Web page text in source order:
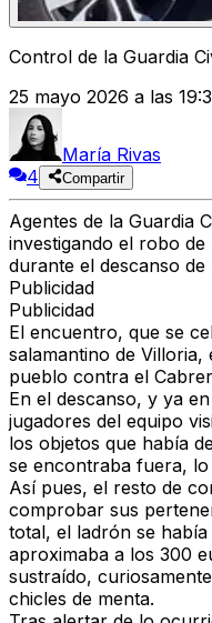
Control de la Guardia
25 mayo 2026 a las
María Rivas
4
Compartir
Agentes de la Guardia
investigando el robo
durante el descanso
Publicidad
Publicidad
El encuentro, que se
salamantino de
pueblo contra el
En el descanso, y ya
jugadores del equipo
los objetos que había
se encontraba fuera,
Así pues, el resto de
comprobar sus
total, el ladrón se
aproximaba a los 300
sustraído,
chicles de menta.